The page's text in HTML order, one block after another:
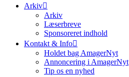
Arkiv
Arkiv
Læserbreve
Sponsoreret indhold
Kontakt & Info
Holdet bag AmagerNyt
Annoncering i AmagerNyt
Tip os en nyhed